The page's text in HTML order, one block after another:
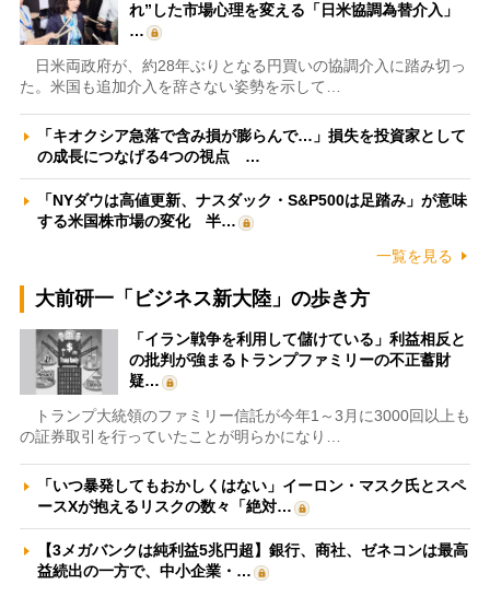
れ”した市場心理を変える「日米協調為替介入」
…
日米両政府が、約28年ぶりとなる円買いの協調介入に踏み切っ
た。米国も追加介入を辞さない姿勢を示して…
「キオクシア急落で含み損が膨らんで…」損失を投資家として
の成長につなげる4つの視点 …
「NYダウは高値更新、ナスダック・S&P500は足踏み」が意味
する米国株市場の変化 半…
一覧を見る
大前研一「ビジネス新大陸」の歩き方
「イラン戦争を利用して儲けている」利益相反と
の批判が強まるトランプファミリーの不正蓄財
疑…
トランプ大統領のファミリー信託が今年1～3月に3000回以上も
の証券取引を行っていたことが明らかになり…
「いつ暴発してもおかしくはない」イーロン・マスク氏とスペ
ースXが抱えるリスクの数々「絶対…
【3メガバンクは純利益5兆円超】銀行、商社、ゼネコンは最高
益続出の一方で、中小企業・…